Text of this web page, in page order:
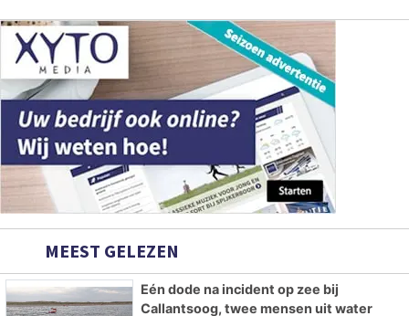
MEEST GELEZEN
Eén dode na incident op zee bij
Callantsoog, twee mensen uit water